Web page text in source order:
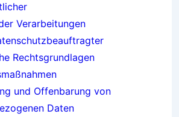
Verarbeitungen
Rechtsgrundlagen
und Offenbarung von
Daten